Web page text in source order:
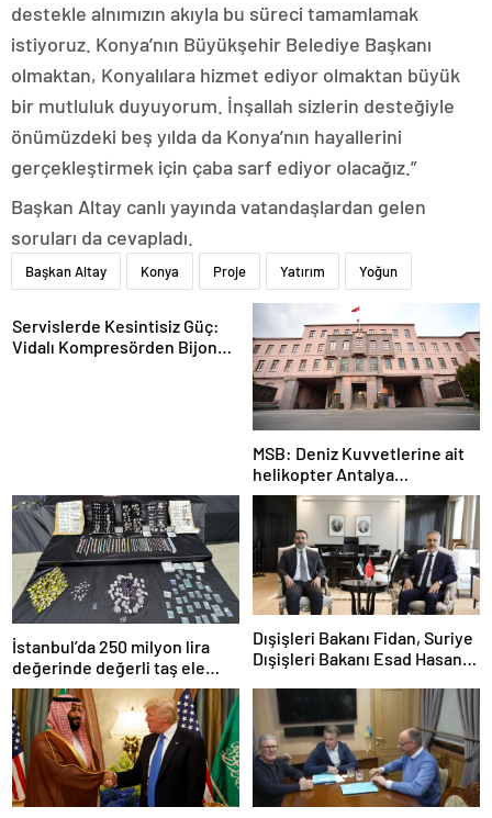
destekle alnımızın akıyla bu süreci tamamlamak
istiyoruz. Konya’nın Büyükşehir Belediye Başkanı
olmaktan, Konyalılara hizmet ediyor olmaktan büyük
bir mutluluk duyuyorum. İnşallah sizlerin desteğiyle
önümüzdeki beş yılda da Konya’nın hayallerini
gerçekleştirmek için çaba sarf ediyor olacağız.”
Başkan Altay canlı yayında vatandaşlardan gelen
soruları da cevapladı.
Başkan Altay Konya Proje Yatırım Yoğun
Servislerde Kesintisiz Güç:
Vidalı Kompresörden Bijon
MSB: Deniz Kuvvetlerine ait
helikopter Antalya
açıklarında acil iniş yaptı
İstanbul’da 250 milyon lira
değerinde değerli taş ele
geçirildi
Dışişleri Bakanı Fidan, Suriye
Dışişleri Bakanı Esad Hasan